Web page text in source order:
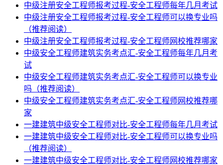
中级注册安全工程师报考过程-安全工程师每年几月考试
中级注册安全工程师报考过程-安全工程师可以换专业吗
（推荐阅读）
中级注册安全工程师报考过程-安全工程师网校推荐哪家
中级安全工程师建筑实务考点汇-安全工程师每年几月考
试
中级安全工程师建筑实务考点汇-安全工程师可以换专业
吗（推荐阅读）
中级安全工程师建筑实务考点汇-安全工程师网校推荐哪
家
一建建筑中级安全工程师对比-安全工程师每年几月考试
一建建筑中级安全工程师对比-安全工程师可以换专业吗
（推荐阅读）
一建建筑中级安全工程师对比-安全工程师网校推荐哪家